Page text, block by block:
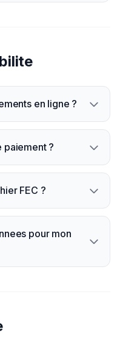
en ligne ?
paiement ?
FEC ?
pour mon